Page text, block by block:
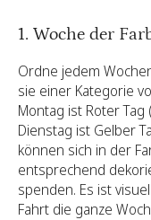
1. Woche der
Ordne jedem
sie einer Kategorie
Montag ist Roter
Dienstag ist Gelber
können sich in der
entsprechend
spenden. Es ist
Fahrt die ganze